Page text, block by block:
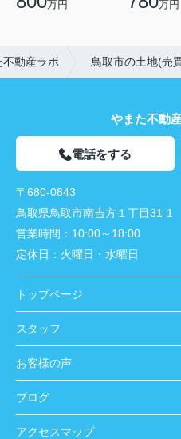
万円 万円
動産ラボ 鳥取市の土地(売
やまた不動
電話をする
〒680-0843
鳥取県鳥取市南吉方１丁目31-1
営業時間： 10:00～18:00
定休日： 火曜日・水曜日
トップページ
スタッフ
お客様の声
ブログ
アクセスマップ